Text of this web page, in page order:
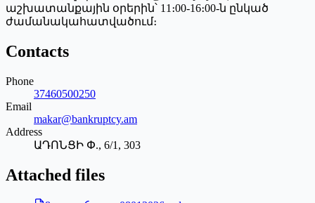
աշխատանքային օրերին՝ 11։00-16։00-ն ընկած
ժամանակահատվածում։
Contacts
Phone
37460500250
Email
makar@bankruptcy.am
Address
ԱԴՈՆՑԻ Փ., 6/1, 303
Attached files